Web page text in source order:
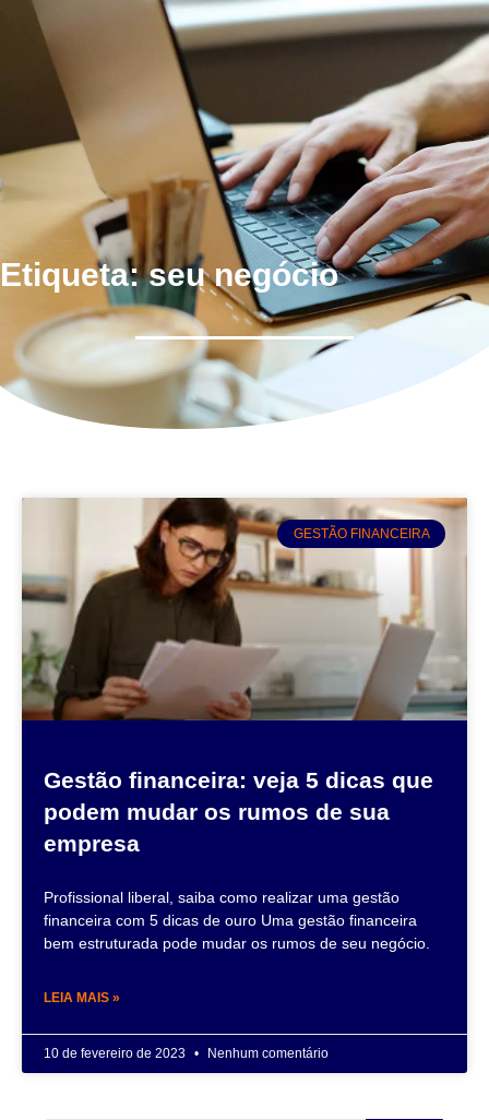
Etiqueta: seu negócio
GESTÃO FINANCEIRA
Gestão financeira: veja 5 dicas que
podem mudar os rumos de sua
empresa
Profissional liberal, saiba como realizar uma gestão
financeira com 5 dicas de ouro Uma gestão financeira
bem estruturada pode mudar os rumos de seu negócio.
LEIA MAIS »
10 de fevereiro de 2023 Nenhum comentário